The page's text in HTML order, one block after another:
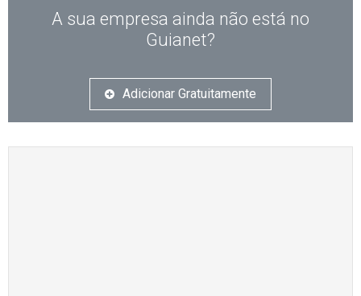
A sua empresa ainda não está no
Guianet?
Adicionar Gratuitamente